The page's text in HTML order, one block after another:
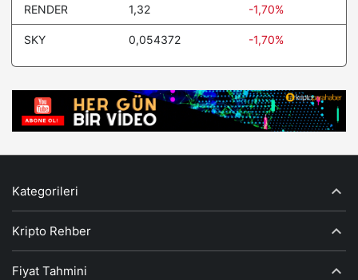
RENDER 1,32 -1,70%
SKY 0,054372 -1,70%
Kategorileri
Kripto Rehber
Fiyat Tahmini